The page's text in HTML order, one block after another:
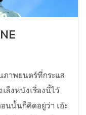
นภาพยนตร์ที่กระแส
เล็งหนังเรื่องนี้ไว้
นนั้นก็คิดอยู่ว่า เอ้ะ